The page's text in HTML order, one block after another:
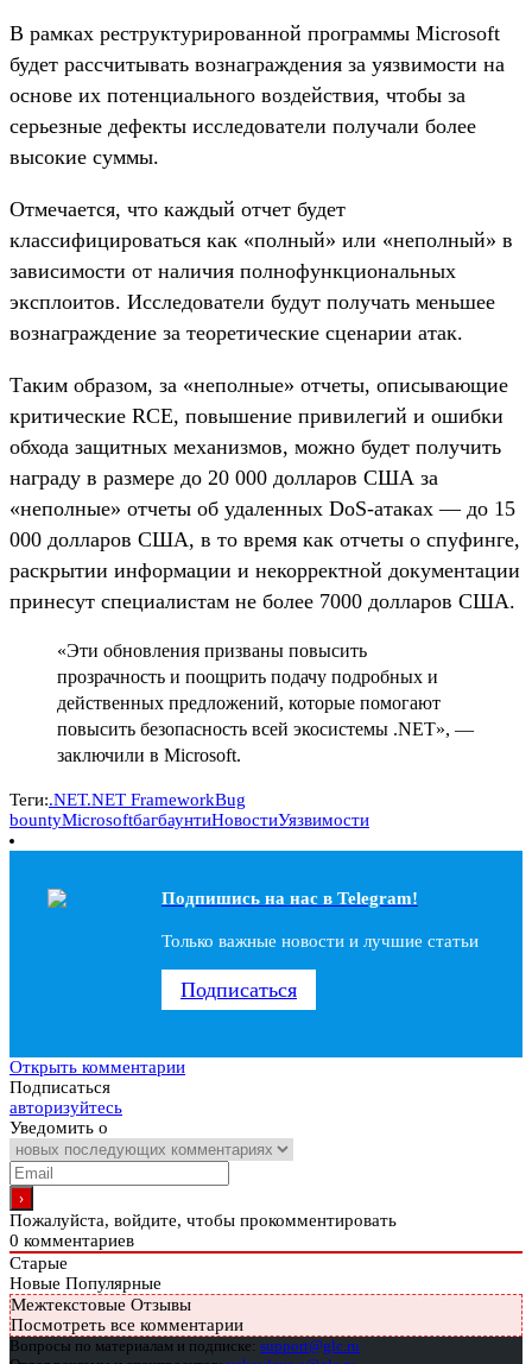
В рамках реструктурированной программы Microsoft
будет рассчитывать вознаграждения за уязвимости на
основе их потенциального воздействия, чтобы за
серьезные дефекты исследователи получали более
высокие суммы.
Отмечается, что каждый отчет будет
классифицироваться как «полный» или «неполный» в
зависимости от наличия полнофункциональных
эксплоитов. Исследователи будут получать меньшее
вознаграждение за теоретические сценарии атак.
Таким образом, за «неполные» отчеты, описывающие
критические RCE, повышение привилегий и ошибки
обхода защитных механизмов, можно будет получить
награду в размере до 20 000 долларов США за
«неполные» отчеты об удаленных DoS-атаках — до 15
000 долларов США, в то время как отчеты о спуфинге,
раскрытии информации и некорректной документации
принесут специалистам не более 7000 долларов США.
«Эти обновления призваны повысить
прозрачность и поощрить подачу подробных и
действенных предложений, которые помогают
повысить безопасность всей экосистемы .NET», —
заключили в Microsoft.
Теги:.NET.NET FrameworkBug
bountyMicrosoftбагбаунтиНовостиУязвимости
Подпишись на наc в Telegram!
Только важные новости и лучшие статьи
Подписаться
Открыть комментарии
Подписаться
авторизуйтесь
Уведомить о
Пожалуйста, войдите, чтобы прокомментировать
0 комментариев
Старые
Новые Популярные
Межтекстовые Отзывы
Посмотреть все комментарии
Вопросы по материалам и подписке: support@glc.ru